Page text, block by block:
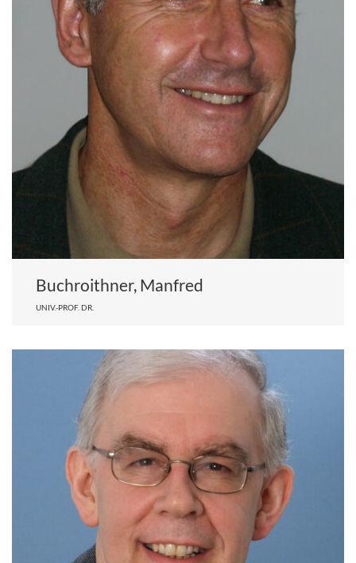
Buchroithner, Manfred
UNIV.-PROF. DR.